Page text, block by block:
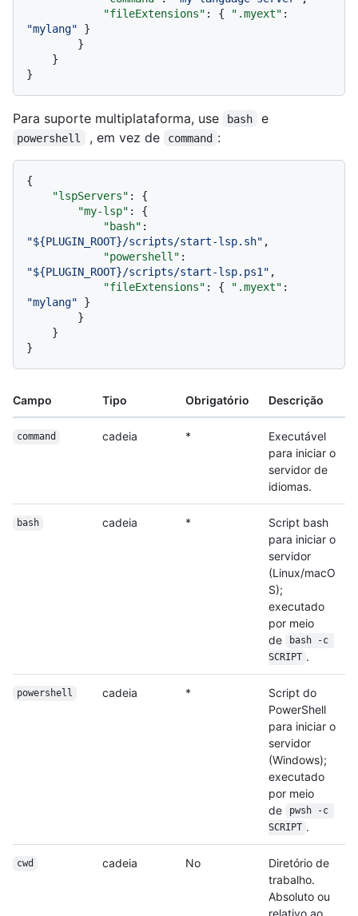
"fileExtensions" : { ".myext" :
"mylang"
}
}
}
}
Para suporte multiplataforma, use bash e
powershell , em vez de command :
{
"lspServers" :
{
"my-lsp" :
{
"bash" :
"${PLUGIN_ROOT}/scripts/start-lsp.sh" ,
"powershell" :
"${PLUGIN_ROOT}/scripts/start-lsp.ps1" ,
"fileExtensions" : { ".myext" :
"mylang"
}
}
}
}
Campo Tipo Obrigatório Descrição
command cadeia *
Executável
para iniciar o
servidor de
idiomas.
bash cadeia *
Script bash
para iniciar o
servidor
(Linux/macO
S);
executado
por meio
de
bash -c
SCRIPT .
powershell cadeia *
Script do
PowerShell
para iniciar o
servidor
(Windows);
executado
por meio
de
pwsh -c
SCRIPT .
cwd cadeia No
Diretório de
trabalho.
Absoluto ou
relativo ao